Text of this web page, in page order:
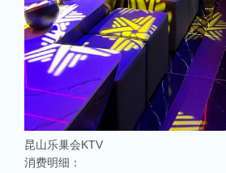
相关推荐
昆山ktv夜场哪里好玩-昆山八大便宜好玩
昆山天外天KTV以其优雅的环境和周到的服务著
昆山ktv哪个比较好-昆山八大比较好的ktv
昆山乐巢会KTV
消费明细：